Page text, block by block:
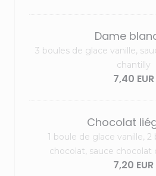
Dame
3 boules de glace vanille,
chantilly
7,40 EUR
Chocolat
1 boule de glace vanille,
chocolat, sauce chocolat
7,20 EUR